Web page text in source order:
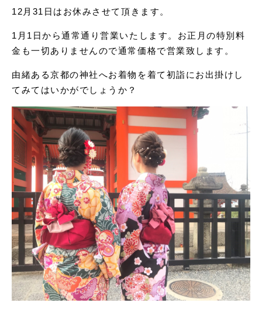
12月31日はお休みさせて頂きます。
1月1日から通常通り営業いたします。お正月の特別料
金も一切ありませんので通常価格で営業致します。
由緒ある京都の神社へお着物を着て初詣にお出掛けし
てみてはいかがでしょうか？